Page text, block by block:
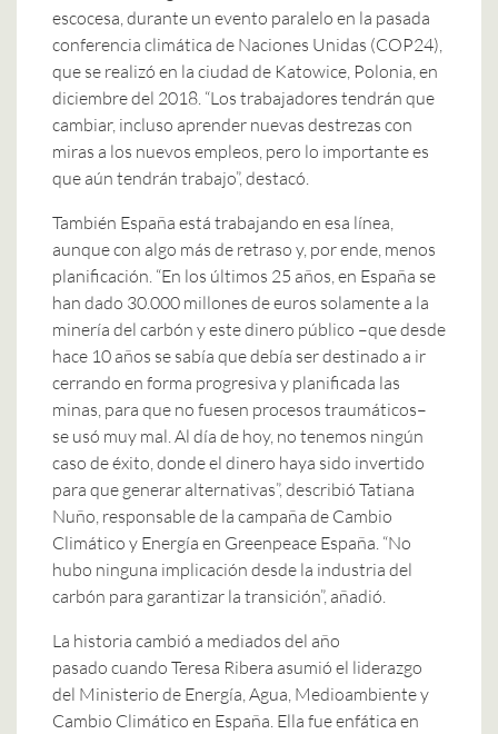
escocesa, durante un evento paralelo en la pasada
conferencia climática de Naciones Unidas (COP24),
que se realizó en la ciudad de Katowice, Polonia, en
diciembre del 2018. “Los trabajadores tendrán que
cambiar, incluso aprender nuevas destrezas con
miras a los nuevos empleos, pero lo importante es
que aún tendrán trabajo”, destacó.
También España está trabajando en esa línea,
aunque con algo más de retraso y, por ende, menos
planificación. “En los últimos 25 años, en España se
han dado 30.000 millones de euros solamente a la
minería del carbón y este dinero público –que desde
hace 10 años se sabía que debía ser destinado a ir
cerrando en forma progresiva y planificada las
minas, para que no fuesen procesos traumáticos–
se usó muy mal. Al día de hoy, no tenemos ningún
caso de éxito, donde el dinero haya sido invertido
para que generar alternativas”, describió Tatiana
Nuño, responsable de la campaña de Cambio
Climático y Energía en Greenpeace España. “No
hubo ninguna implicación desde la industria del
carbón para garantizar la transición”, añadió.
La historia cambió a mediados del año
pasado cuando Teresa Ribera asumió el liderazgo
del Ministerio de Energía, Agua, Medioambiente y
Cambio Climático en España. Ella fue enfática en